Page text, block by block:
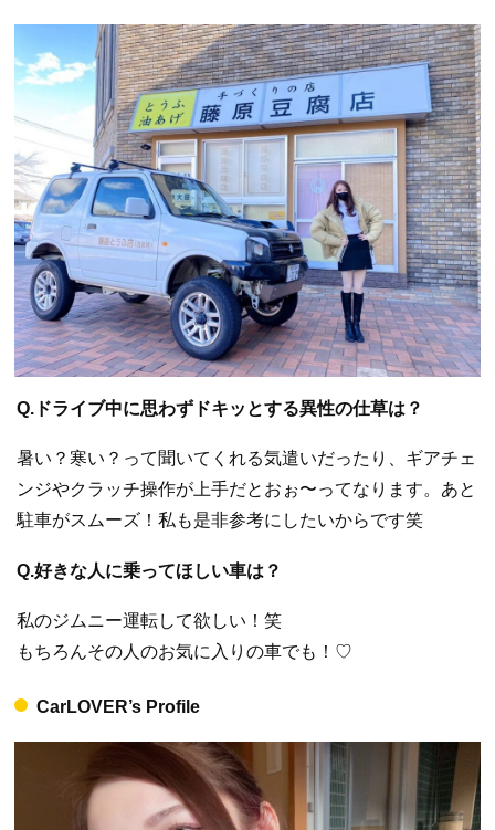
Q.ドライブ中に思わずドキッとする異性の仕草は？
暑い？寒い？って聞いてくれる気遣いだったり、ギアチェ
ンジやクラッチ操作が上手だとおぉ〜ってなります。あと
駐車がスムーズ！私も是非参考にしたいからです笑
Q.好きな人に乗ってほしい車は？
私のジムニー運転して欲しい！笑
もちろんその人のお気に入りの車でも！♡
CarLOVER’s Profile